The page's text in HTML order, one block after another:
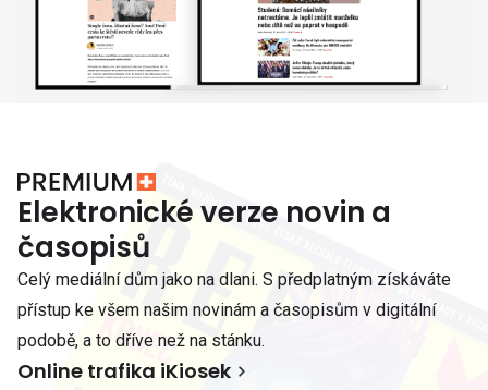
Elektronické verze novin a
časopisů
Celý mediální dům jako na dlani. S předplatným získáváte
přístup ke všem našim novinám a časopisům v digitální
podobě, a to dříve než na stánku.
Online trafika iKiosek